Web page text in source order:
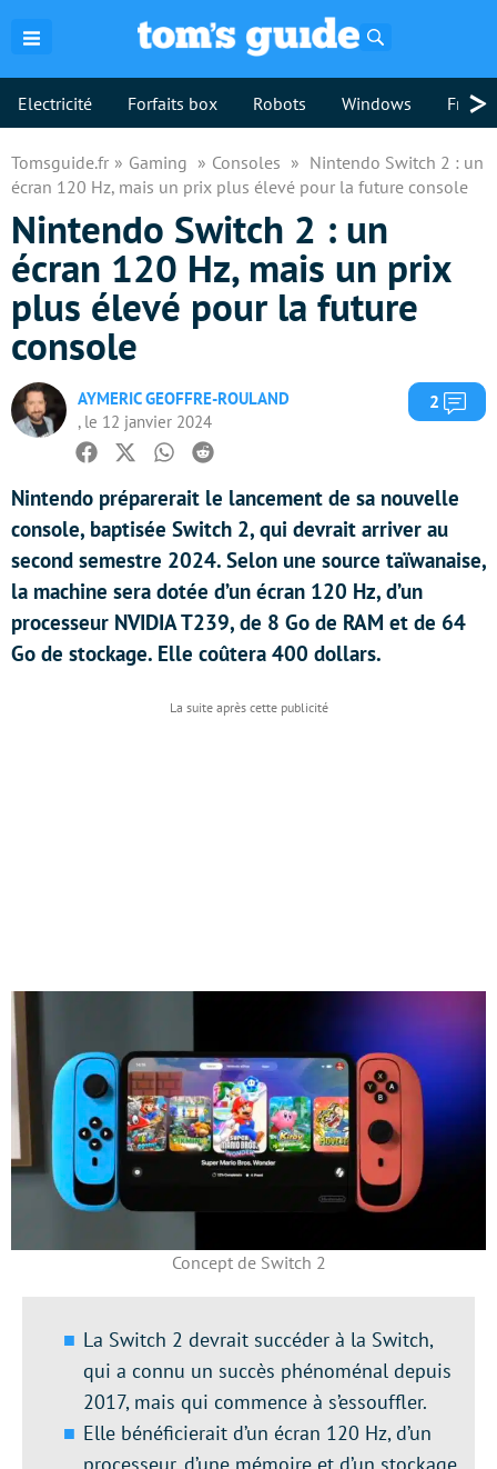
Electricité Forfaits box Robots Windows >
Tomsguide.fr Gaming Consoles
Nintendo Switch 2 : un
écran 120 Hz, mais un prix plus élevé pour la future console
Nintendo Switch 2 : un
écran 120 Hz, mais un prix
plus élevé pour la future
console
AYMERIC GEOFFRE-ROULAND
, le 12 janvier 2024
2
Facebook
TwitterWhatsapp
Reddit
Nintendo préparerait le lancement de sa nouvelle
console, baptisée Switch 2, qui devrait arriver au
second semestre 2024. Selon une source taïwanaise,
la machine sera dotée d’un écran 120 Hz, d’un
processeur NVIDIA T239, de 8 Go de RAM et de 64
Go de stockage. Elle coûtera 400 dollars.
Concept de Switch 2
La Switch 2 devrait succéder à la Switch,
qui a connu un succès phénoménal depuis
2017, mais qui commence à s’essouffler.
Elle bénéficierait d’un écran 120 Hz, d’un